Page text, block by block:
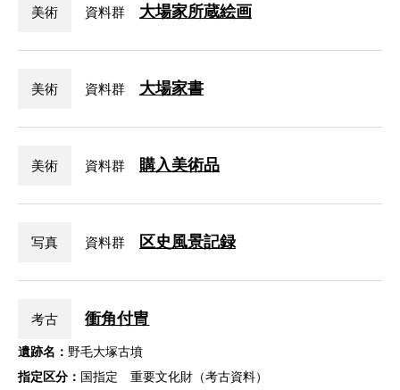
美術 資料群 大場家所蔵絵画
美術 資料群 大場家書
美術 資料群 購入美術品
写真 資料群 区史風景記録
考古 衝角付冑
遺跡名： 野毛大塚古墳
指定区分： 国指定 重要文化財（考古資料）